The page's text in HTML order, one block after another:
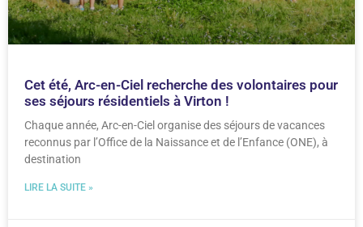
Cet été, Arc-en-Ciel recherche des volontaires pour
ses séjours résidentiels à Virton !
Chaque année, Arc-en-Ciel organise des séjours de vacances
reconnus par l’Office de la Naissance et de l’Enfance (ONE), à
destination
LIRE LA SUITE »